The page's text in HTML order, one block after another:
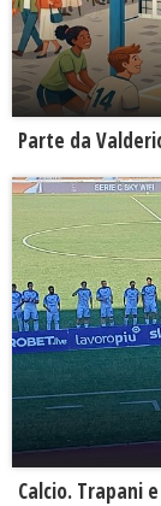
Parte da
Calcio. Trapani